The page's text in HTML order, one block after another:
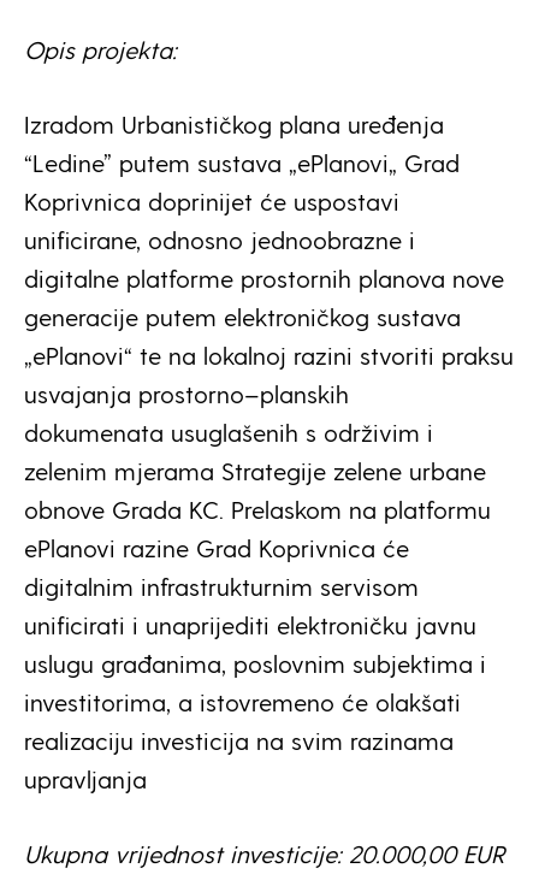
Opis projekta:
Izradom Urbanističkog plana uređenja
“Ledine” putem sustava „ePlanovi„ Grad
Koprivnica doprinijet će uspostavi
unificirane, odnosno jednoobrazne i
digitalne platforme prostornih planova nove
generacije putem elektroničkog sustava
„ePlanovi“ te na lokalnoj razini stvoriti praksu
usvajanja prostorno–planskih
dokumenata usuglašenih s održivim i
zelenim mjerama Strategije zelene urbane
obnove Grada KC. Prelaskom na platformu
ePlanovi razine Grad Koprivnica će
digitalnim infrastrukturnim servisom
unificirati i unaprijediti elektroničku javnu
uslugu građanima, poslovnim subjektima i
investitorima, a istovremeno će olakšati
realizaciju investicija na svim razinama
upravljanja
Ukupna vrijednost investicije: 20.000,00 EUR